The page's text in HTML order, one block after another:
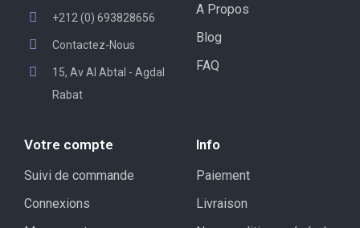
+212 (0) 693828656
Contactez-Nous
15, Av Al Abtal - Agdal
Rabat
A Propos
Blog
FAQ
Votre compte
Suivi de commande
Connexions
Info
Paiement
Livraison